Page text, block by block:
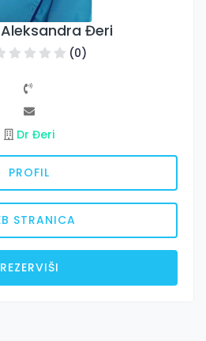
Đeri
(0)
Dr Đeri
PROFIL
STRANICA
REZERVIŠI